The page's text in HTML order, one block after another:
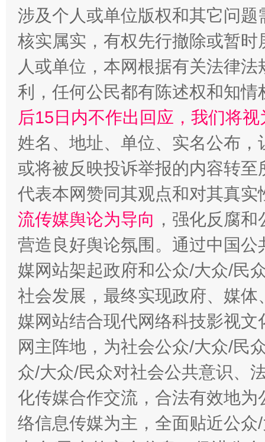
网上购药对药下症？
这是一记警钟！ 谢
在谋一域中谋全局
涉及个人或单位版权和其它问题
核实属实，有权先行撤除或暂
人或单位，本网根据有关法律
利，任何公民都有陈述权和知情
后15日内不作出回应，我们将
姓名、地址、单位、实名公布
或将被反映投诉举报的内容转
代表本网赞同其观点和对其真实
流传媒舆论为导向 ，强化反腐
营造良好舆论氛围。通过中国
媒网站架起政府和公众/大众/民
社会发展，最终实现政府、媒
媒网站结合现代网络科技影视
网主阵地，为社会公众/大众/民
众/大众/民众对社会公共意识、
化传媒合作交流，合法有效地
络信息传媒为主，全面贴近公